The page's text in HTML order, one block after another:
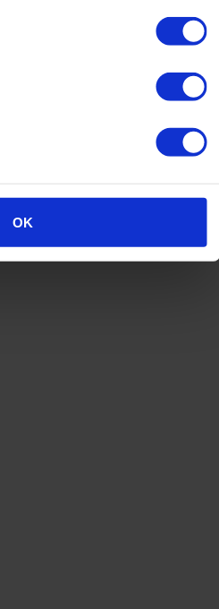
OK
Partnerschaftsprogramm
Werden Sie mandaro-Partner
und genießen Sie exklusive